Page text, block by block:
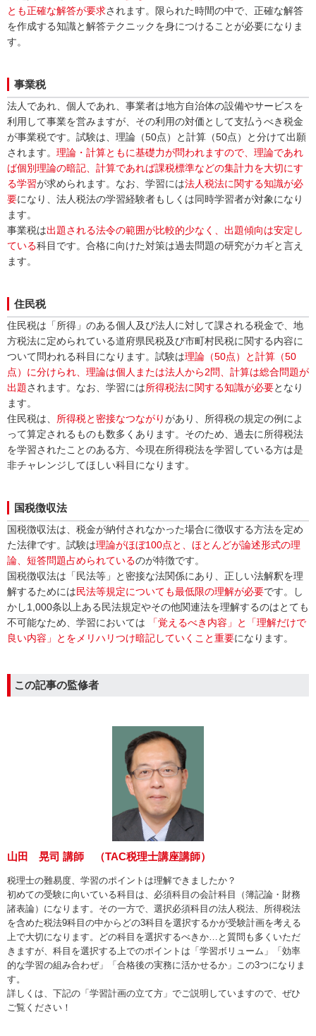
とも正確な解答が要求されます。限られた時間の中で、正確な解答
を作成する知識と解答テクニックを身につけることが必要になりま
す。
事業税
法人であれ、個人であれ、事業者は地方自治体の設備やサービスを
利用して事業を営みますが、その利用の対価として支払うべき税金
が事業税です。試験は、理論（50点）と計算（50点）と分けて出願
されます。 理論・計算ともに基礎力が問われますので、理論であれ
ば個別理論の暗記、計算であれば課税標準などの集計力を大切にす
る学習が求められます。なお、学習には法人税法に関する知識が必
要になり、法人税法の学習経験者もしくは同時学習者が対象になり
ます。
事業税は出題される法令の範囲が比較的少なく、出題傾向は安定し
ている科目です。合格に向けた対策は過去問題の研究がカギと言え
ます。
住民税
住民税は「所得」のある個人及び法人に対して課される税金で、地
方税法に定められている道府県民税及び市町村民税に関する内容に
ついて問われる科目になります。試験は理論（50点）と計算（50
点）に分けられ、理論は個人または法人から2問、計算は総合問題が
出題されます。なお、学習には所得税法に関する知識が必要となり
ます。
住民税は、 所得税と密接なつながりがあり、所得税の規定の例によ
って算定されるものも数多くあります。そのため、過去に所得税法
を学習されたことのある方、今現在所得税法を学習している方は是
非チャレンジしてほしい科目になります。
国税徴収法
国税徴収法は、税金が納付されなかった場合に徴収する方法を定め
た法律です。試験は理論がほぼ100点と、ほとんどが論述形式の理
論、短答問題占められているのが特徴です。
国税徴収法は「民法等」と密接な法関係にあり、正しい法解釈を理
解するためには民法等規定についても最低限の理解が必要です。し
かし1,000条以上ある民法規定やその他関連法を理解するのはとても
不可能なため、学習においては
「覚えるべき内容」と「理解だけで
良い内容」とをメリハリつけ暗記していくこと重要になります。
この記事の監修者
山田 晃司 講師 （TAC税理士講座講師）
税理士の難易度、学習のポイントは理解できましたか？
初めての受験に向いている科目は、必須科目の会計科目（簿記論・財務
諸表論）になります。その一方で、選択必須科目の法人税法、所得税法
を含めた税法9科目の中からどの3科目を選択するかが受験計画を考える
上で大切になります。どの科目を選択するべきか…と質問も多くいただ
きますが、科目を選択する上でのポイントは「学習ボリューム」「効率
的な学習の組み合わぜ」「合格後の実務に活かせるか」この3つになりま
す。
詳しくは、下記の「学習計画の立て方」でご説明していますので、ぜひ
ご覧ください！